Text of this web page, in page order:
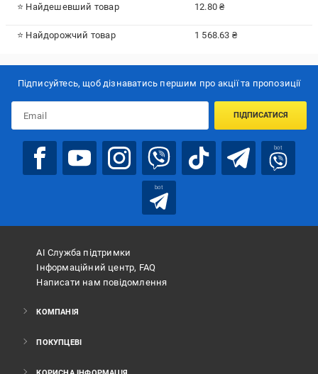
⭐ Найдешевший товар 12.80 ₴
⭐ Найдорожчий товар 1 568.63 ₴
Підписуйтесь, щоб дізнаватись першим про акції та пропозиції
ПІДПИСАТИСЯ
bot
bot
АІ Служба підтримки
Інформаційний центр, FAQ
Написати нам повідомлення
КОМПАНІЯ
ПОКУПЦЕВІ